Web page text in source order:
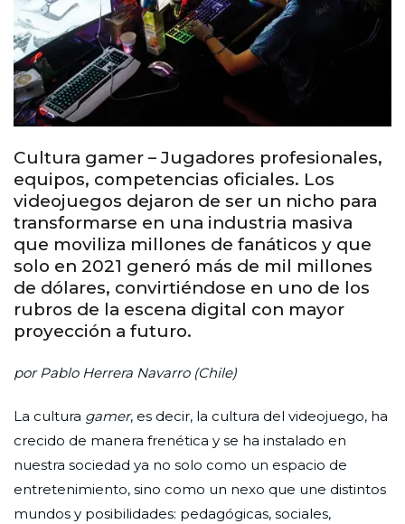
Cultura gamer – Jugadores profesionales,
equipos, competencias oficiales. Los
videojuegos dejaron de ser un nicho para
transformarse en una industria masiva
que moviliza millones de fanáticos y que
solo en 2021 generó más de mil millones
de dólares, convirtiéndose en uno de los
rubros de la escena digital con mayor
proyección a futuro.
por Pablo Herrera Navarro (Chile)
La cultura gamer, es decir, la cultura del videojuego, ha
crecido de manera frenética y se ha instalado en
nuestra sociedad ya no solo como un espacio de
entretenimiento, sino como un nexo que une distintos
mundos y posibilidades: pedagógicas, sociales,